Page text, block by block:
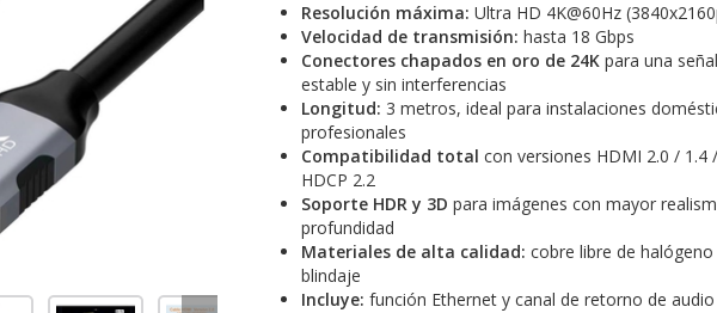
Resolución máxima: Ultra HD 4K@60Hz
Velocidad de transmisión: hasta 18 Gbps
Conectores chapados en oro de 24Kpara una
estable y sin interferencias
Longitud: 3 metros, ideal para instalaciones
profesionales
Compatibilidad total con versiones HDMI 2.0 / 1.4
HDCP 2.2
Soporte HDR y 3D para imágenes con mayor
profundidad
Materiales de alta calidad: cobre libre de
blindaje
Incluye: función Ethernet y canal de retorno de audio